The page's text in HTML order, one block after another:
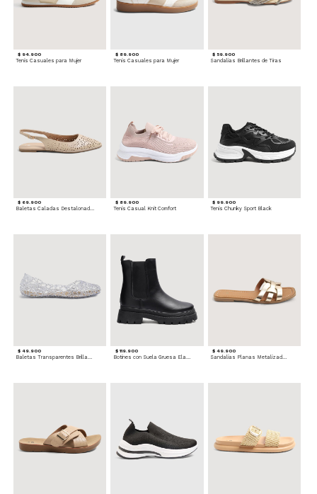
$ 94.900
Tenis Casuales para Mujer
$ 89.900
Tenis Casuales para Mujer
$ 59.900
Sandalias Brillantes de Tiras
$ 69.900
Baletas Caladas Destalonadas
$ 89.900
Tenis Casual Knit Comfort
$ 99.900
Tenis Chunky Sport Black
$ 49.900
Baletas Transparentes Brillantes
$ 119.900
Botines con Suela Gruesa Elastizada
$ 49.900
Sandalias Planas Metalizadas